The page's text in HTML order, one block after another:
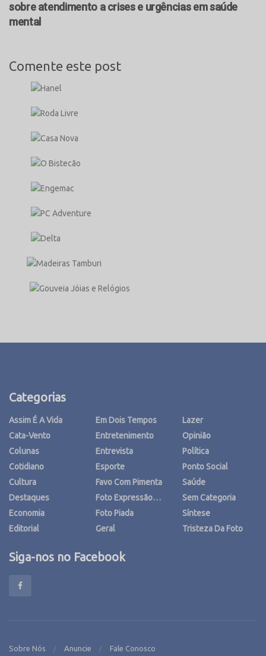
sobre atendimento a crises e urgências em saúde
mental
Comente este post
Categorias
Assim É A Vida
Cata-Vento
Colunas
Cotidiano
Cultura
Destaques
Economia
Editorial
Em Dois Tempos
Entretenimento
Entrevista
Esporte
Favo Com Pimenta
Foto Expressão…
Foto Piada
Geral
Lazer
Opinião
Política
Ponto Social
Saúde
Sem Categoria
Síntese
Tristeza Da Foto
Siga-nos no Facebook
Sobre Nós Anuncie Fale Conosco